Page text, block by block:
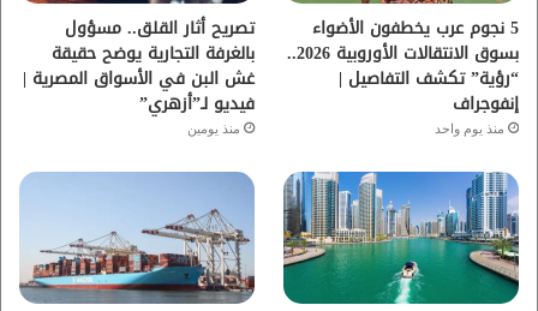
ا
م
5 نجوم عرب يخطفون الأضواء
بسوق الانتقالات الأوروبية 2026..
“رؤية” تكشف التفاصيل |
إنفوجراف
منذ يوم واحد
تصريح أثار القلق.. مسؤول
بالغرفة التجارية يوضح حقيقة
غش البن في الأسواق المصرية |
فيديو لـ”أزهري”
منذ يومين